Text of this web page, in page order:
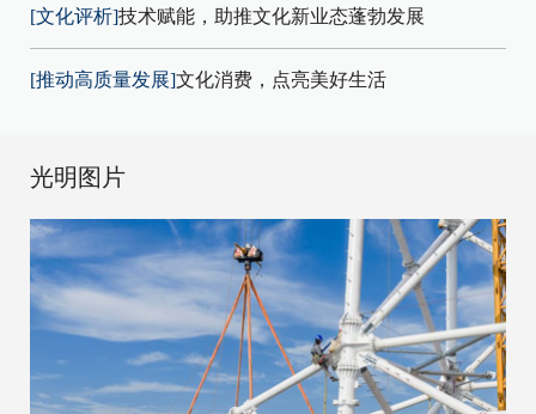
[文化评析]技术赋能，助推文化新业态蓬勃发展
[推动高质量发展]文化消费，点亮美好生活
光明图片